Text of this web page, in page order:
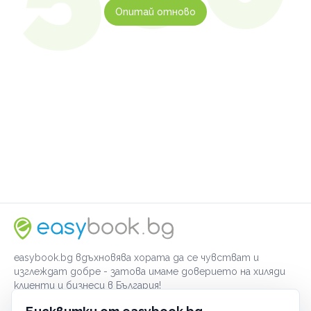
Опитай отново
easybook.bg вдъхновява хората да се чувстват и
изглеждат добре - затова имаме доверието на хиляди
клиенти и бизнеси в България!